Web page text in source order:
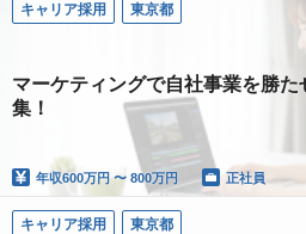
キャリア採用 東京都
マーケティングで自社事業を勝
集！
年収600万円 〜 800万円 正社員
キャリア採用 東京都